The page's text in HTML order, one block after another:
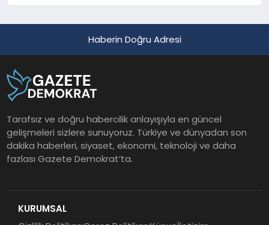
Haberin Doğru Adresi
Tarafsız ve doğru habercilik anlayışıyla en güncel
gelişmeleri sizlere sunuyoruz. Türkiye ve dünyadan son
dakika haberleri, siyaset, ekonomi, teknoloji ve daha
fazlası Gazete Demokrat’ta.
KURUMSAL